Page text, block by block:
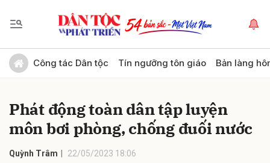
Công tác Dân tộc Tín ngưỡng tôn giáo Bản làng
Phát động toàn dân tập luyện
môn bơi phòng, chống đuối nước
Quỳnh Trâm 22/05/2023 18:06
Gửi bình luận